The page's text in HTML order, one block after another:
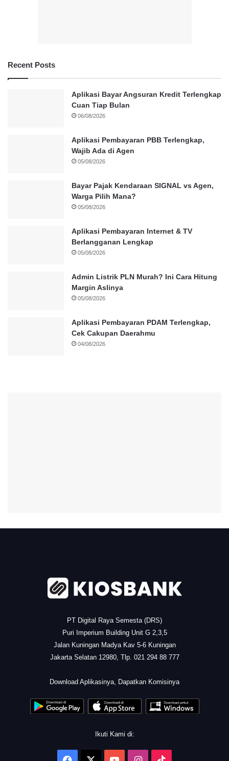
Recent Posts
Aplikasi Bayar Angsuran Kredit Terlengkap
Cuan Tiap Bulan
06/08/2026
Aplikasi Pembayaran PBB Terlengkap,
Wajib Ada di Agen
05/08/2026
Bayar Pajak Kendaraan SIGNAL vs Agen,
Warga Pilih Mana?
05/08/2026
Aplikasi Pembayaran Internet & TV
Berlangganan Lengkap
05/08/2026
Admin Listrik PLN Murah? Ini Cara Hitung
Margin Aslinya
05/08/2026
Aplikasi Pembayaran PDAM Terlengkap,
Cek Cakupan Daerahmu
04/08/2026
.
PT Digital Raya Semesta (DRS)
Puri Imperium Building Unit G 2,3,5
Jalan Kuningan Madya Kav 5-6 Kuningan
Jakarta Selatan 12980, Tlp. 021 294 88 777
Download Aplikasinya, Dapatkan Komisinya
Ikuti Kami di: